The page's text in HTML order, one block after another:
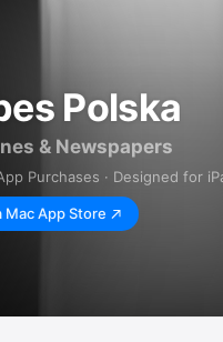
Polska
& Newspapers
Purchases · Designed for
Mac App Store